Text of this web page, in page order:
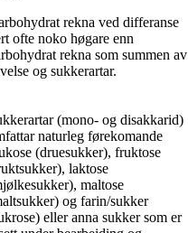
rekna ved differanse
ofte noko høgare enn
rekna som summen av
og sukkerartar.
(mono- og disakkarid)
naturleg førekomande
(druesukker), fruktose
laktose
maltose
og farin/sukker
eller anna sukker som er